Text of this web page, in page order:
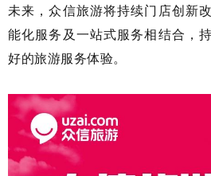
未来，众信旅游将持续门店创新
能化服务及一站式服务相结合，
好的旅游服务体验。